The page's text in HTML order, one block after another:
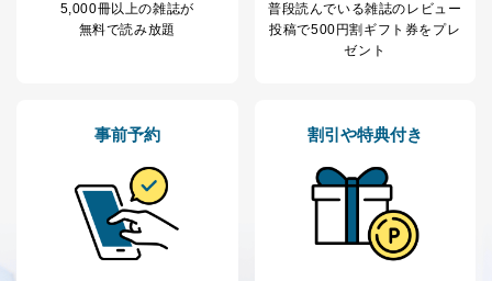
ス、キャンペーン等の広告に関す
るご案内のため
6
パートナー（提携
により当社の
定期購読サービス
等をご利用の方の
個人情報
購入商品配送のため
た商品の発売元企業からのｅメー
ル等による商品、
サービス、キャンペーン等の広告
に関するご案内のため
5,000冊以上の雑誌が
無料で読み放題
普段読んでいる雑誌のレビュー
投稿で500円割ギフト券をプレ
ゼント
事前予約 割引や特典付き